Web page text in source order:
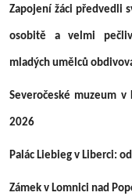
Zapojení žáci předvedli
osobitě a velmi
mladých umělců
Severočeské muzeum
2026
Palác Liebieg v Liberci:
Zámek v Lomnici nad